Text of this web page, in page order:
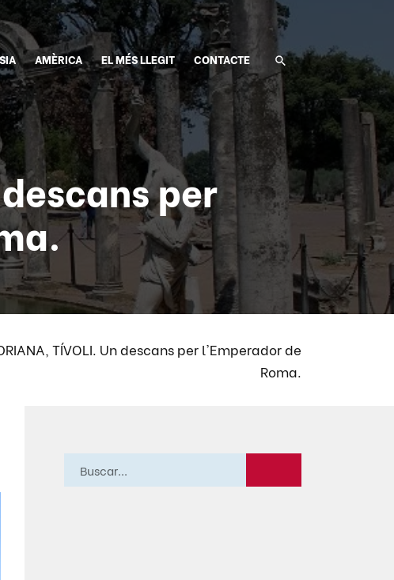
AMÈRICA EL MÉS LLEGIT CONTACTE
per
TÍVOLI. Un descans per l'Emperador de
Roma.